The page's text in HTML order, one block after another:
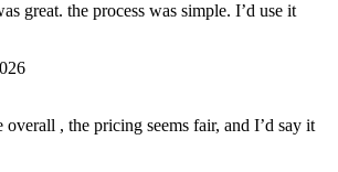
great. the process was simple. I’d use it
overall , the pricing seems fair, and I’d say it